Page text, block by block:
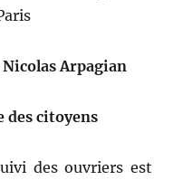
Nicolas Arpagian
des citoyens
des ouvriers est